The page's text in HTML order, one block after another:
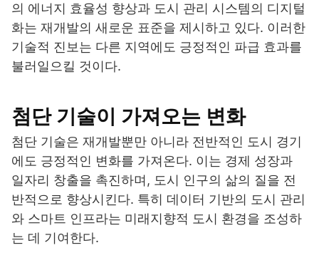
의 에너지 효율성 향상과 도시 관리 시스템의 디지털
화는 재개발의 새로운 표준을 제시하고 있다. 이러한
기술적 진보는 다른 지역에도 긍정적인 파급 효과를
불러일으킬 것이다.
첨단 기술이 가져오는 변화
첨단 기술은 재개발뿐만 아니라 전반적인 도시 경기
에도 긍정적인 변화를 가져온다. 이는 경제 성장과
일자리 창출을 촉진하며, 도시 인구의 삶의 질을 전
반적으로 향상시킨다. 특히 데이터 기반의 도시 관리
와 스마트 인프라는 미래지향적 도시 환경을 조성하
는 데 기여한다.